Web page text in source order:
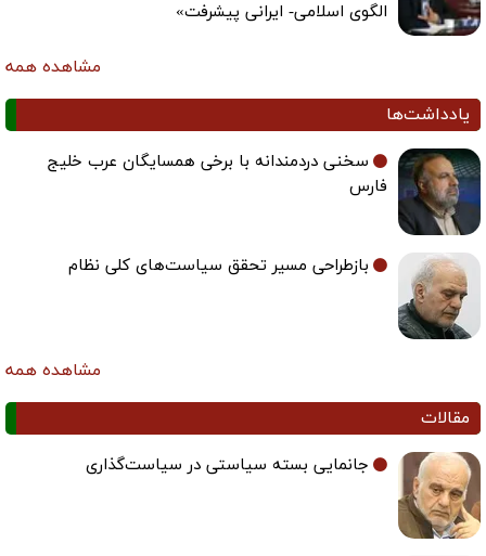
الگوی اسلامی- ایرانی پیشرفت»
مشاهده همه
یادداشت‌ها
سخنی دردمندانه با برخی همسایگان عرب خلیج
فارس
بازطراحی مسیر تحقق سیاست‌های کلی نظام
مشاهده همه
مقالات
جانمایی بسته سیاستی در سیاست‌گذاری